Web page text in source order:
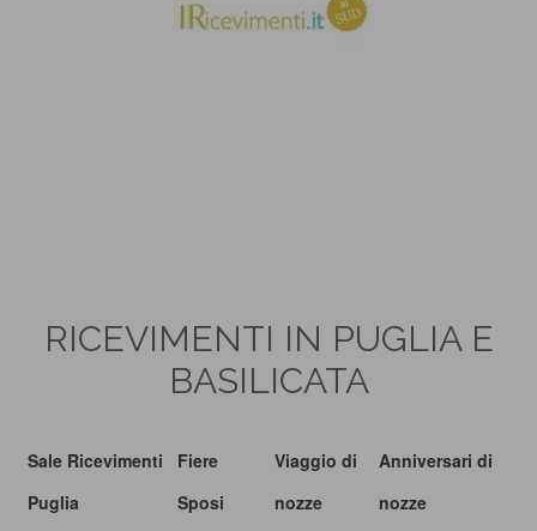
RICEVIMENTI IN PUGLIA E
BASILICATA
Sale Ricevimenti
Puglia
Fiere
Sposi
Viaggio di
nozze
Anniversari di
nozze